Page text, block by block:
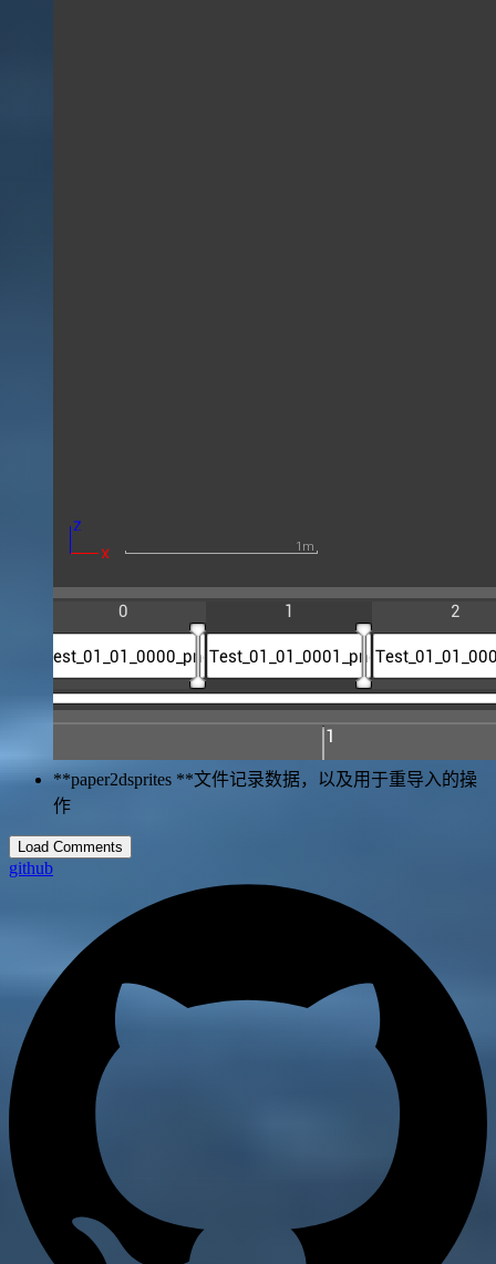
**paper2dsprites **文件记录数据，以及用于重导入的操
作
Load Comments
github